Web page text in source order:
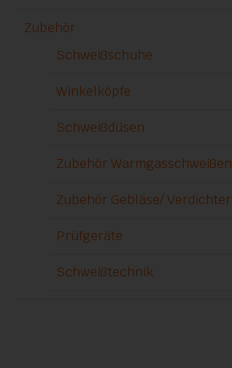
Zubehör
Schweißschuhe
Winkelköpfe
Schweißdüsen
Zubehör Warmgasschweißen
Zubehör Gebläse/ Verdichter
Prüfgeräte
Schweißtechnik